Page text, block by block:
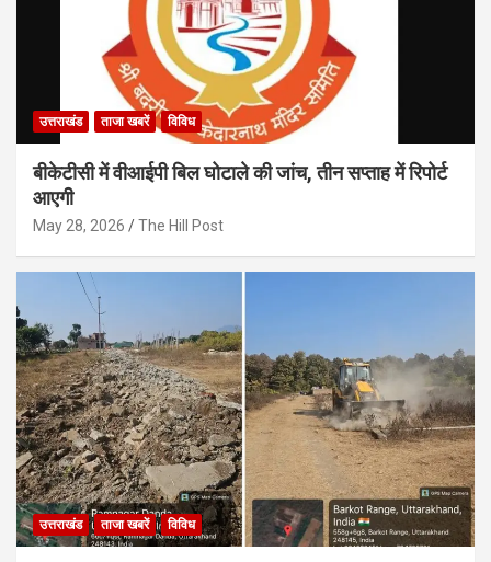
उत्तराखंड ताजा खबरें विविध
बीकेटीसी में वीआईपी बिल घोटाले की जांच, तीन सप्ताह में रिपोर्ट
आएगी
May 28, 2026 The Hill Post
उत्तराखंड ताजा खबरें विविध